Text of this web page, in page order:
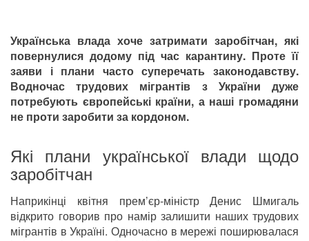
Українська влада хоче затримати заробітчан, які
повернулися додому під час карантину. Проте її
заяви і плани часто суперечать законодавству.
Водночас трудових мігрантів з України дуже
потребують європейські країни, а наші громадяни
не проти заробити за кордоном.
Які плани української влади щодо
заробітчан
Наприкінці квітня прем’єр-міністр Денис Шмигаль
відкрито говорив про намір залишити наших трудових
мігрантів в Україні. Одночасно в мережі поширювалася